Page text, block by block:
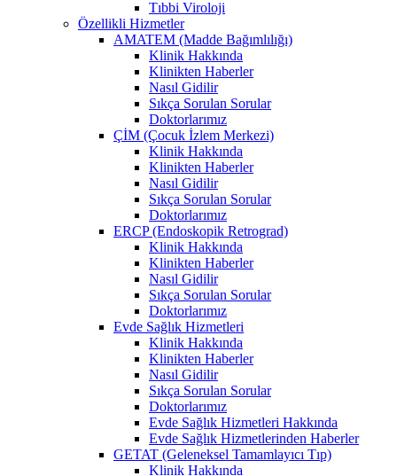
Tıbbi Viroloji
Özellikli Hizmetler
AMATEM (Madde Bağımlılığı)
Klinik Hakkında
Klinikten Haberler
Nasıl Gidilir
Sıkça Sorulan Sorular
Doktorlarımız
ÇİM (Çocuk İzlem Merkezi)
Klinik Hakkında
Klinikten Haberler
Nasıl Gidilir
Sıkça Sorulan Sorular
Doktorlarımız
ERCP (Endoskopik Retrograd)
Klinik Hakkında
Klinikten Haberler
Nasıl Gidilir
Sıkça Sorulan Sorular
Doktorlarımız
Evde Sağlık Hizmetleri
Klinik Hakkında
Klinikten Haberler
Nasıl Gidilir
Sıkça Sorulan Sorular
Doktorlarımız
Evde Sağlık Hizmetleri Hakkında
Evde Sağlık Hizmetlerinden Haberler
GETAT (Geleneksel Tamamlayıcı Tıp)
Klinik Hakkında